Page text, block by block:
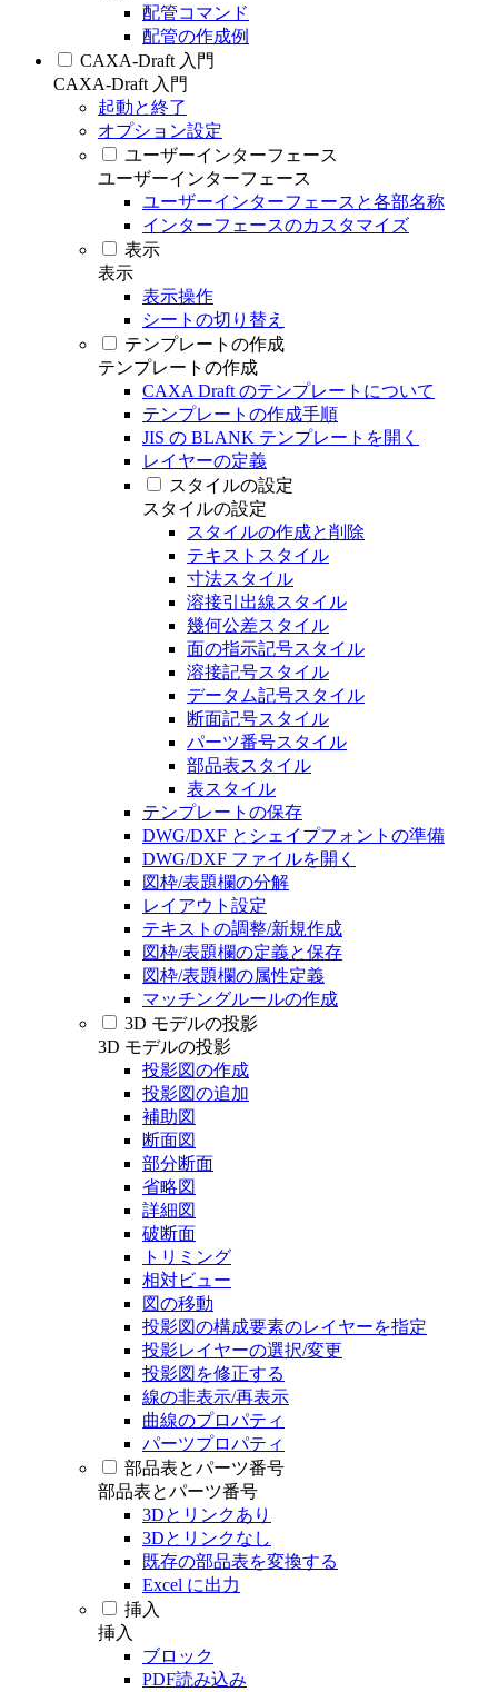
配管コマンド
配管の作成例
CAXA-Draft 入門
CAXA-Draft 入門
起動と終了
オプション設定
ユーザーインターフェース
ユーザーインターフェース
ユーザーインターフェースと各部名称
インターフェースのカスタマイズ
表示
表示
表示操作
シートの切り替え
テンプレートの作成
テンプレートの作成
CAXA Draft のテンプレートについて
テンプレートの作成手順
JIS の BLANK テンプレートを開く
レイヤーの定義
スタイルの設定
スタイルの設定
スタイルの作成と削除
テキストスタイル
寸法スタイル
溶接引出線スタイル
幾何公差スタイル
面の指示記号スタイル
溶接記号スタイル
データム記号スタイル
断面記号スタイル
パーツ番号スタイル
部品表スタイル
表スタイル
テンプレートの保存
DWG/DXF とシェイプフォントの準備
DWG/DXF ファイルを開く
図枠/表題欄の分解
レイアウト設定
テキストの調整/新規作成
図枠/表題欄の定義と保存
図枠/表題欄の属性定義
マッチングルールの作成
3D モデルの投影
3D モデルの投影
投影図の作成
投影図の追加
補助図
断面図
部分断面
省略図
詳細図
破断面
トリミング
相対ビュー
図の移動
投影図の構成要素のレイヤーを指定
投影レイヤーの選択/変更
投影図を修正する
線の非表示/再表示
曲線のプロパティ
パーツプロパティ
部品表とパーツ番号
部品表とパーツ番号
3Dとリンクあり
3Dとリンクなし
既存の部品表を変換する
Excel に出力
挿入
挿入
ブロック
PDF読み込み